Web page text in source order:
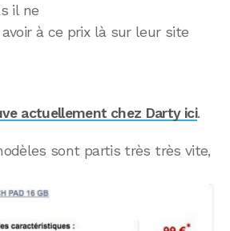
il ne
à ce prix là sur leur site
actuellement chez Darty ici.
sont partis très très vite,